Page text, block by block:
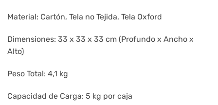
Material: Cartón, Tela no Tejida, Tela Oxford
Dimensiones: 33 x 33 x 33 cm (Profundo x Ancho x
Alto)
Peso Total: 4,1 kg
Capacidad de Carga: 5 kg por caja